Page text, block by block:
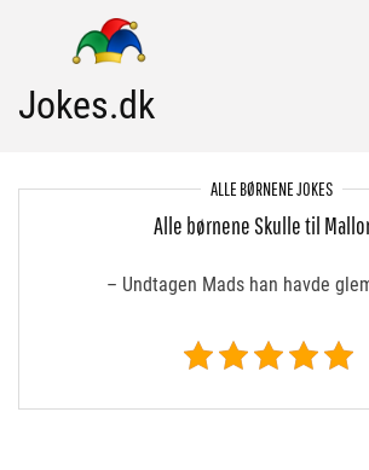
Jokes.dk
ALLE BØRNENE JOKES
Alle børnene Skulle til
– Undtagen Mads han havde